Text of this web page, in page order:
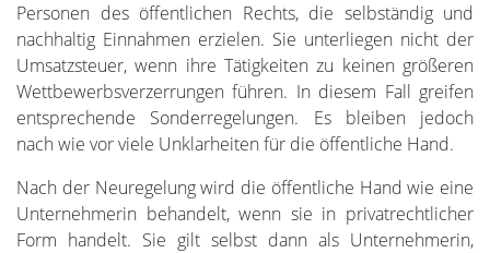
Personen des öffentlichen Rechts, die selbständig und
nachhaltig Einnahmen erzielen. Sie unterliegen nicht der
Umsatzsteuer, wenn ihre Tätigkeiten zu keinen größeren
Wettbewerbsverzerrungen führen. In diesem Fall greifen
entsprechende Sonderregelungen. Es bleiben jedoch
nach wie vor viele Unklarheiten für die öffentliche Hand.
Nach der Neuregelung wird die öffentliche Hand wie eine
Unternehmerin behandelt, wenn sie in privatrechtlicher
Form handelt. Sie gilt selbst dann als Unternehmerin,